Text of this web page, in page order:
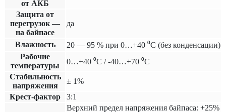
от АКБ
Защита от
перегрузок —
на байпасе
да
Влажность
20 — 95 % при 0…+40 ⁰С (без конденсации)
Рабочие
температуры
0…+40 ⁰С / -40…+70 ⁰С
Cтабильность
напряжения
± 1%
Крест-фактор
3:1
Верхний предел напряжения байпаса: +25%